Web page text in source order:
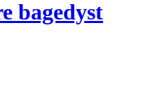
bagedyst